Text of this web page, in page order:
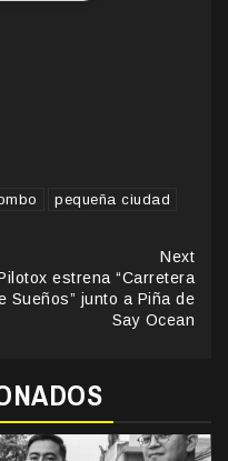
pequeña ciudad
Next
estrena “Carretera
Sueños” junto a Piña de
Say Ocean